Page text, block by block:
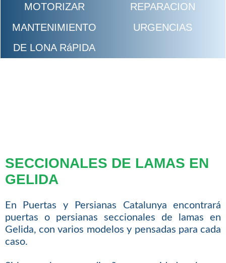
MOTORIZAR
REPARACION
MANTENIMIENTO
URGENCIAS
DE LONA RáPIDA
SECCIONALES DE LAMAS EN
GELIDA
En Puertas y Persianas Catalunya encontrará
puertas o persianas seccionales de lamas en
Gelida, con varios modelos y pensadas para cada
caso.